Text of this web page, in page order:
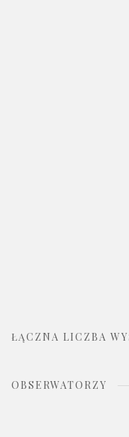
ŁĄCZNA LICZBA
OBSERWATORZY